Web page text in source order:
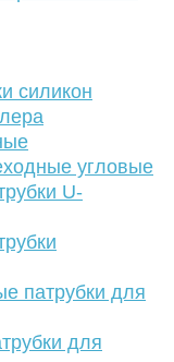
силикон
угловые
U-
патрубки для
для